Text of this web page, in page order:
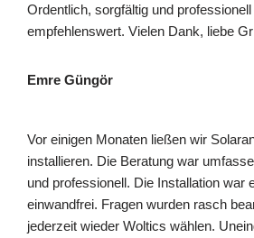
Ordentlich, sorgfältig und
empfehlenswert. Vielen Dank, liebe
Emre Güngör
Vor einigen Monaten ließen wir
installieren. Die Beratung war
und professionell. Die Installation war
einwandfrei. Fragen wurden rasch
jederzeit wieder Woltics wählen.